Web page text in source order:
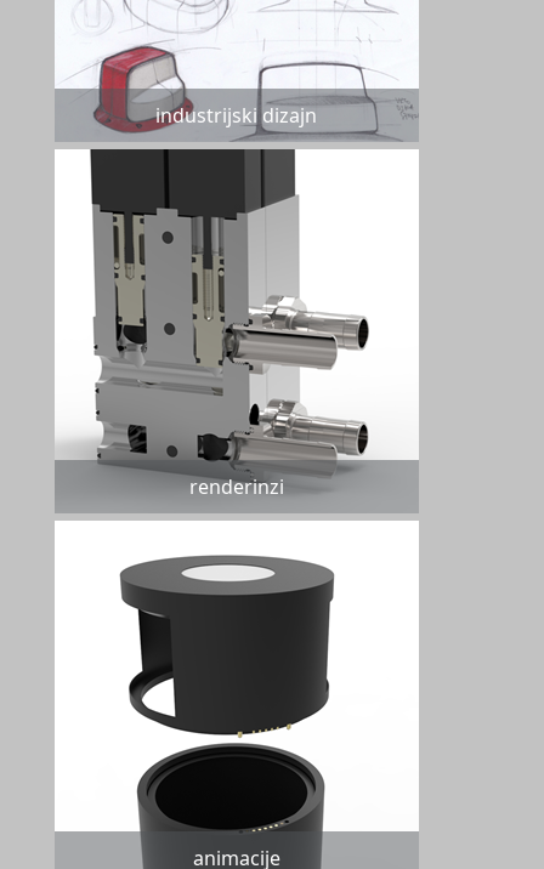
industrijski dizajn
renderinzi
animacije